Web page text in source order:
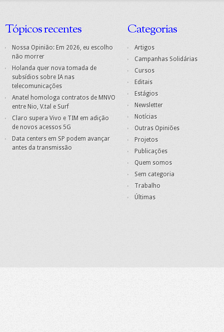
Tópicos recentes
Nossa Opinião: Em 2026, eu escolho
não morrer
Holanda quer nova tomada de
subsídios sobre IA nas
telecomunicações
Anatel homologa contratos de MNVO
entre Nio, V.tal e Surf
Claro supera Vivo e TIM em adição
de novos acessos 5G
Data centers em SP podem avançar
antes da transmissão
Categorias
Artigos
Campanhas Solidárias
Cursos
Editais
Estágios
Newsletter
Notícias
Outras Opiniões
Projetos
Publicações
Quem somos
Sem categoria
Trabalho
Últimas